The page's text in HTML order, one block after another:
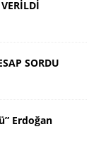
SORDU
Erdoğan